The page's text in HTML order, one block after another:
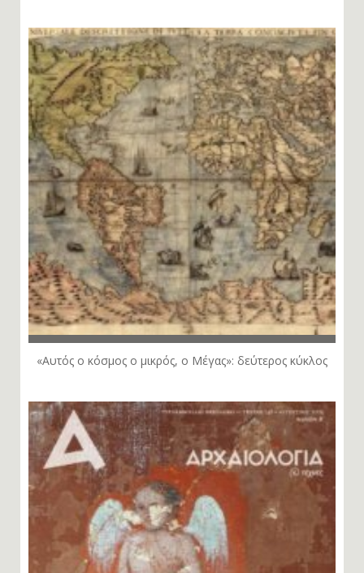
«Αυτός ο κόσμος ο μικρός, ο Μέγας»: δεύτερος κύκλος